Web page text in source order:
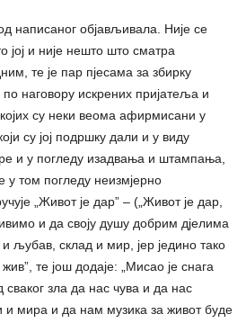
написаног објављивала. Није се
јој и није нешто што сматра
те је пар пјесама за збирку
наговору искрених пријатеља и
су неки веома афирмисани у
су јој подршку дали и у виду
и у погледу изадвања и штампања,
у том погледу неизмјерно
„Живот је дар” – („Живот је дар,
и да своју душу добрим дјелима
љубав, склад и мир, јер једино тако
те још додаје: „Мисао је снага
сваког зла да нас чува и да нас
и мира и да нам музика за живот буде